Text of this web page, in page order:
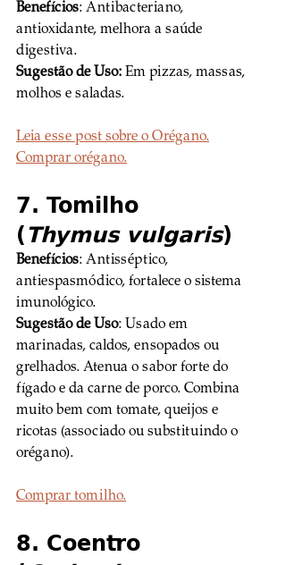
Benefícios: Antibacteriano,
antioxidante, melhora a saúde
digestiva.
Sugestão de Uso: Em pizzas, massas,
molhos e saladas.
Leia esse post sobre o Orégano.
Comprar orégano.
7. Tomilho
(Thymus vulgaris)
Benefícios: Antisséptico,
antiespasmódico, fortalece o sistema
imunológico.
Sugestão de Uso: Usado em
marinadas, caldos, ensopados ou
grelhados. Atenua o sabor forte do
fígado e da carne de porco. Combina
muito bem com tomate, queijos e
ricotas (associado ou substituindo o
orégano).
Comprar tomilho.
8. Coentro